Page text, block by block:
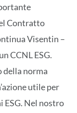
Contratto
Visentin –
CCNL ESG.
della norma
utile per
ESG. Nel nostro